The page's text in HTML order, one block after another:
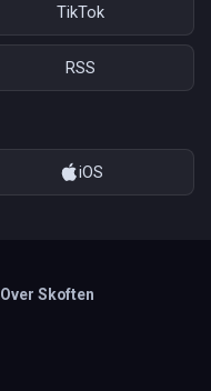
TikTok
RSS
iOS
Over Skoften